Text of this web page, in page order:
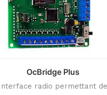
OcBridge Plus
radio permettant de